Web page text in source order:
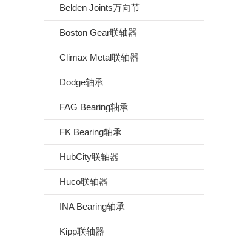
Belden Joints万向节
Boston Gear联轴器
Climax Metal联轴器
Dodge轴承
FAG Bearing轴承
FK Bearing轴承
HubCity联轴器
Huco联轴器
INA Bearing轴承
Kipp联轴器